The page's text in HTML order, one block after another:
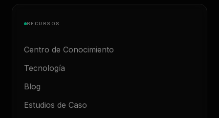
RECURSOS
Centro de Conocimiento
Tecnología
Blog
Estudios de Caso